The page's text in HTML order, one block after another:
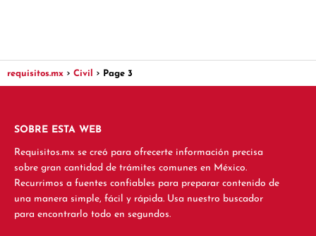
requisitos.mx Civil Page 3
SOBRE ESTA WEB
Requisitos.mx se creó para ofrecerte información precisa
sobre gran cantidad de trámites comunes en México.
Recurrimos a fuentes confiables para preparar contenido de
una manera simple, fácil y rápida. Usa nuestro buscador
para encontrarlo todo en segundos.